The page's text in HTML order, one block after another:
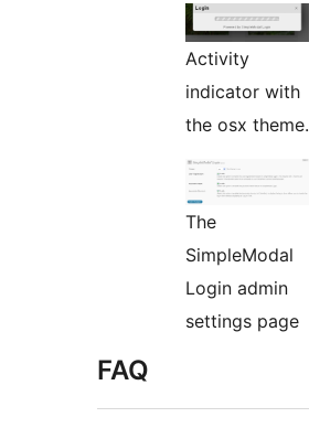
Activity
indicator with
the osx theme.
The
SimpleModal
Login admin
settings page
FAQ